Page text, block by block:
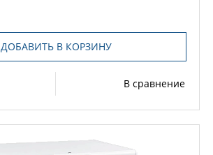
ДОБАВИТЬ В КОРЗИНУ
В сравнение